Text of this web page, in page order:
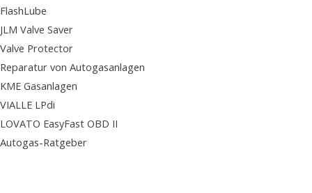
FlashLube
JLM Valve Saver
Valve Protector
Reparatur von Autogasanlagen
KME Gasanlagen
VIALLE LPdi
LOVATO EasyFast OBD II
Autogas-Ratgeber